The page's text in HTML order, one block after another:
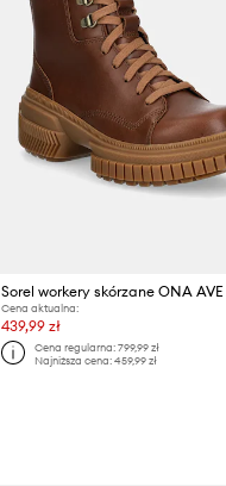
Cena aktualna:
439,99 zł
Cena regularna: 799,99 zł
Najniższa cena: 459,99 zł